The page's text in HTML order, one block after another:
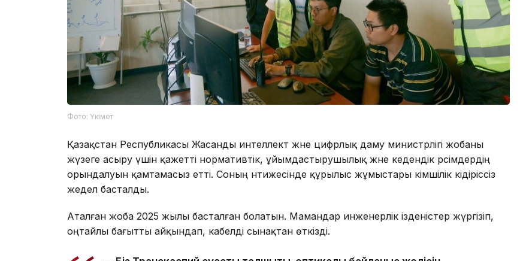
Фото: Үкімет
Қазақстан Республикасы Жасанды интеллект және цифрлық даму министрлігі жобаны
жүзеге асыру үшін қажетті нормативтік, ұйымдастырушылық және кедендік рәсімдердің
орындалуын қамтамасыз етті. Соның нәтижесінде құрылыс жұмыстары әкімшілік кідіріссіз
жедел басталды.
Аталған жоба 2025 жылы басталған болатын. Мамандар инженерлік ізденістер жүргізіп,
оңтайлы бағытты айқындап, кабелді сынақтан өткізді.